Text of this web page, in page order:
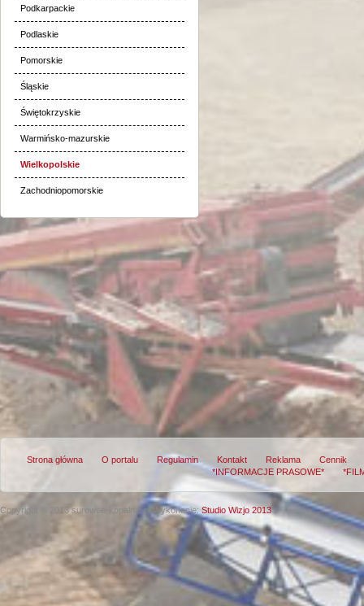
Podkarpackie
Podlaskie
Pomorskie
Śląskie
Świętokrzyskie
Warmińsko-mazurskie
Wielkopolskie
Zachodniopomorskie
Strona główna O portalu Regulamin Kontakt Reklama
Cennik
*INFORMACJE PRASOWE*
Copyright © 2013 surowce-kopalnie.plWykonanie:Studio Wizjo 2013